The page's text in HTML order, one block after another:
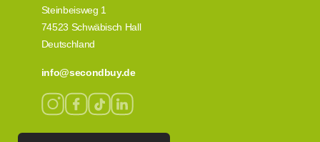
Steinbeisweg 1
74523 Schwäbisch Hall
Deutschland
info@secondbuy.de